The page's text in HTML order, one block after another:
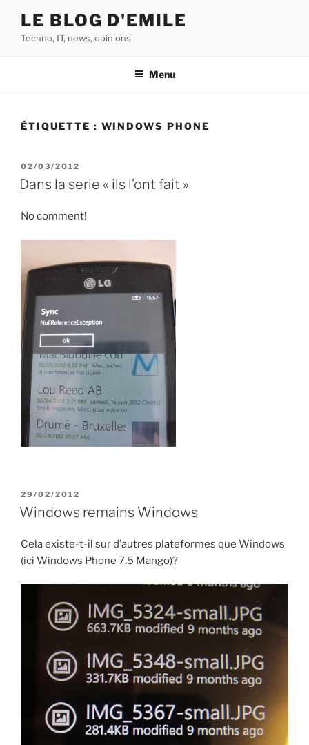
contenu
LE BLOG D'EMILE
Techno, IT, news, opinions
Menu
ÉTIQUETTE : WINDOWS PHONE
PUBLIÉ
LE
02/03/2012
Dans la serie « ils l’ont fait »
No comment!
PUBLIÉ
LE
29/02/2012
Windows remains Windows
Cela existe-t-il sur d’autres plateformes que Windows
(ici Windows Phone 7.5 Mango)?